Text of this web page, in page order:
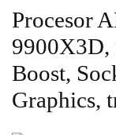
Procesor
9900X3D,
Boost,
Graphics,